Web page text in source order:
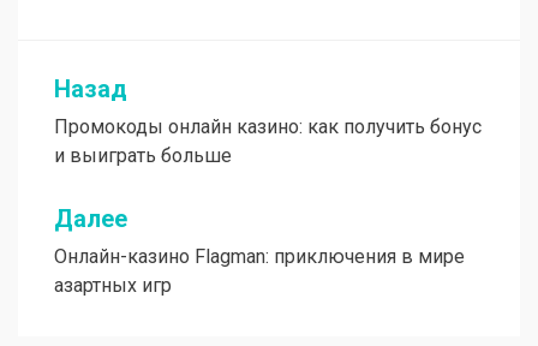
Навигация
по
записям
Назад
Промокоды онлайн казино: как получить бонус
и выиграть больше
Далее
Онлайн-казино Flagman: приключения в мире
азартных игр